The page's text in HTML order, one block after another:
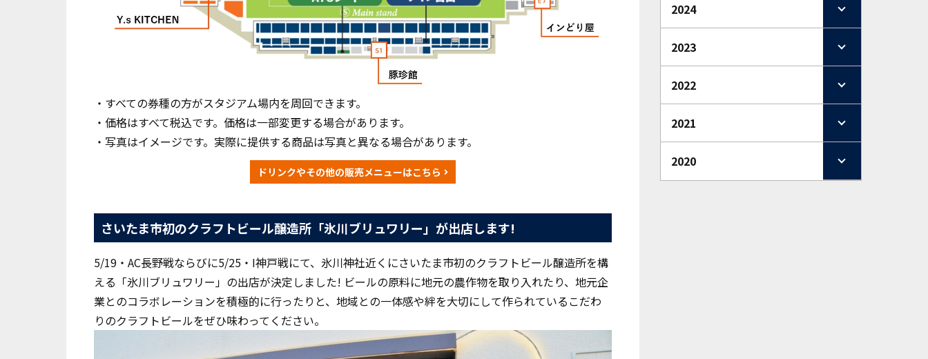
・すべての券種の方がスタジアム場内を周回できます。
・価格はすべて税込です。価格は一部変更する場合があります。
・写真はイメージです。実際に提供する商品は写真と異なる場合があります。
ドリンクやその他の販売メニューはこちら
さいたま市初のクラフトビール醸造所「氷川ブリュワリー」が出店します!
5/19・AC長野戦ならびに5/25・I神戸戦にて、氷川神社近くにさいたま市初のクラフトビール醸造所を構
える「氷川ブリュワリー」 の出店が決定しました! ビールの原料に地元の農作物を取り入れたり、地元企
業とのコラボレーションを積極的に行ったりと、地域との一体感や絆を大切にして作られているこだわ
りのクラフトビールをぜひ味わってください。
2024
2023
2022
2021
2020